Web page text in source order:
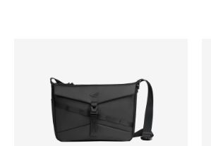
POKAŻ WYBRANE PRODUKTY